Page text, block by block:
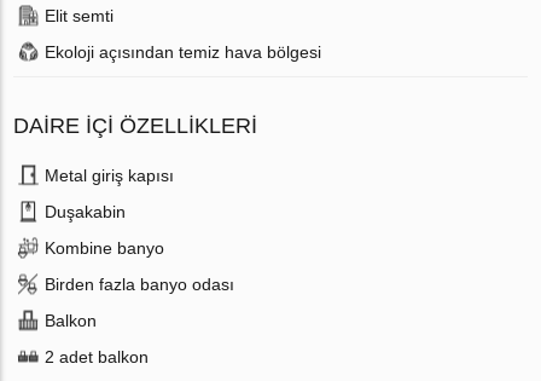
Elit semti
Ekoloji açısından temiz hava bölgesi
DAIRE IÇI ÖZELLIKLERI
Metal giriş kapısı
Duşakabin
Kombine banyo
Birden fazla banyo odası
Balkon
2 adet balkon